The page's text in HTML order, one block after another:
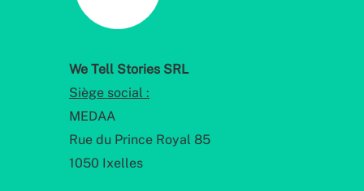
We Tell Stories SRL
Siège social :
MEDAA
Rue du Prince Royal 85
1050 Ixelles